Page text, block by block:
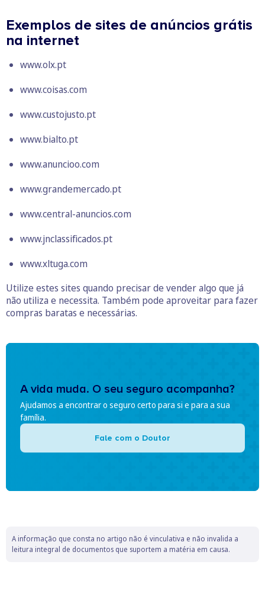
Exemplos de sites de anúncios grátis
na internet
www.olx.pt
www.coisas.com
www.custojusto.pt
www.bialto.pt
www.anuncioo.com
www.grandemercado.pt
www.central-anuncios.com
www.jnclassificados.pt
www.xltuga.com
Utilize estes sites quando precisar de vender algo que já
não utiliza e necessita. Também pode aproveitar para fazer
compras baratas e necessárias.
A vida muda. O seu seguro acompanha?
Ajudamos a encontrar o seguro certo para si e para a sua
família.
Fale com o Doutor
A informação que consta no artigo não é vinculativa e não invalida a
leitura integral de documentos que suportem a matéria em causa.